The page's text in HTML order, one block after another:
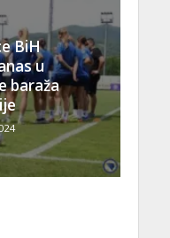
BiH
u
baraža